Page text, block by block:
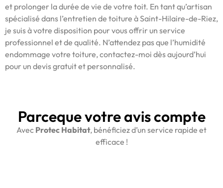
et prolonger la durée de vie de votre toit. En tant qu’artisan
spécialisé dans l’entretien de toiture à Saint-Hilaire-de-Riez,
je suis à votre disposition pour vous offrir un service
professionnel et de qualité. N’attendez pas que l’humidité
endommage votre toiture, contactez-moi dès aujourd’hui
pour un devis gratuit et personnalisé.
Parceque votre avis compte
Avec Protec Habitat, bénéficiez d’un service rapide et
efficace !